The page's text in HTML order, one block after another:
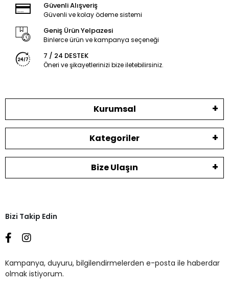
Güvenli Alışveriş
Güvenli ve kolay ödeme sistemi
Geniş Ürün Yelpazesi
Binlerce ürün ve kampanya seçeneği
7 / 24 DESTEK
Öneri ve şikayetlerinizi bize iletebilirsiniz.
Kurumsal
Kategoriler
Bize Ulaşın
Bizi Takip Edin
Kampanya, duyuru, bilgilendirmelerden e-posta ile haberdar
olmak istiyorum.